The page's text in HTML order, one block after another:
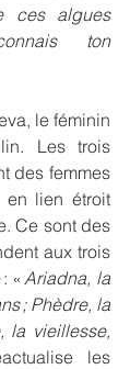
ces algues
ton
le féminin
Les trois
des femmes
en lien étroit
Ce sont des
aux trois
: « Ariadna, la
; Phèdre, la
la vieillesse,
les